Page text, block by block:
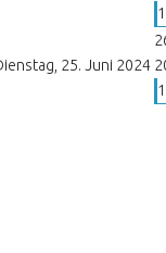
25. Juni 2024